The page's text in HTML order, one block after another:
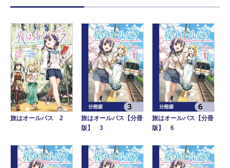
旅はオールパス 2
旅はオールパス【分冊
版】 3
旅はオールパス【分冊
版】 6